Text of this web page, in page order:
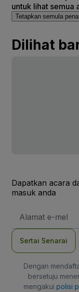
untuk lihat semua
Tetapkan semula
Dilihat
Dapatkan acara
masuk anda
E-
Sertai Senarai
Dengan
bersetuju
mengakui polisi